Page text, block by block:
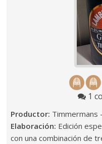
1
Productor: Timmermans -
Elaboración: Edición
con una combinación de